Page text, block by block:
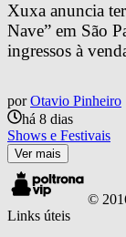
Xuxa anuncia
Nave” em São
ingressos à
por Otavio Pinheiro
há 8 dias
Shows e Festivais
Ver mais
©
Links úteis